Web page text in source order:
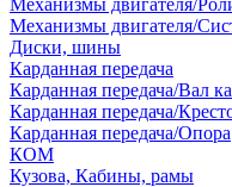
Механизмы двигателя/
Механизмы двигателя/
Диски, шины
Карданная передача
Карданная передача/Вал
Карданная передача/
Карданная передача/Опора
КОМ
Кузова, Кабины, рамы